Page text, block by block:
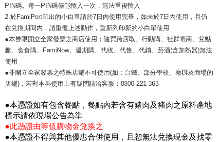
PIN碼。每一PIN碼僅能輸入一次，無法重複輸入
2.於FamiPort印出的小白單請於7日內使用完畢，如未於7日內使用，且仍
在兌換期間內，請重覆上述動作，重新列印新的小白單使用
●本券限開立全家發票之商店使用；隨買跨店取、行動購、社群電商、兌點
趣、食食購、FamiNow、週期購、代收、代售、代銷、菸酒(含加熱器)無法
使用
●非開立全家發票之特殊店鋪不可使用(如：台鐵、部分學校、廠辦及商場的
店鋪)，若對本券使用上有疑問請洽客服：0800-221-363
●本憑證如有包含餐點，餐點內若含有豬肉及豬肉之原料產地
標示請依現場公告為準
●此憑證由等值購物金兌換之
●本憑證不得與其他優惠合併使用，且恕無法兌換現金及找零